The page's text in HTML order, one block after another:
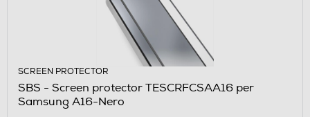
SCREEN PROTECTOR
SBS - Screen protector TESCRFCSAA16 per
Samsung A16-Nero